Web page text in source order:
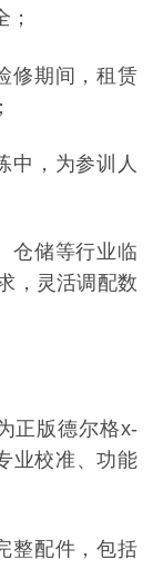
修期间，租赁
中，为参训人
仓储等行业临
，灵活调配数
正版德尔格x-
业校准、功能
整配件，包括